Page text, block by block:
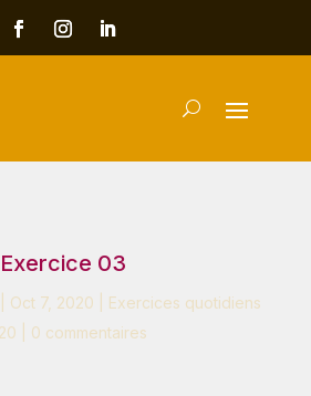
Exercice 03
Oct 7, 2020
Exercices quotidiens
0 commentaires